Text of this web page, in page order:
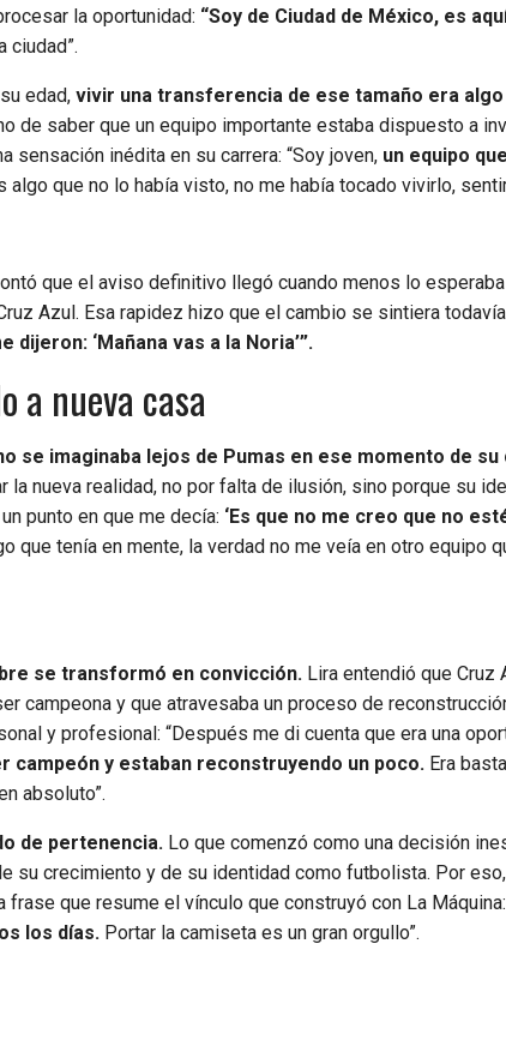
la oportunidad: “Soy de Ciudad de México, es
ciudad”.
edad, vivir una transferencia de ese tamaño era
de saber que un equipo importante estaba dispuesto a
sensación inédita en su carrera: “Soy joven, un equipo
algo que no lo había visto, no me había tocado vivirlo,
que el aviso definitivo llegó cuando menos lo
Azul. Esa rapidez hizo que el cambio se sintiera
‘Mañana vas a la Noria’”.
a nueva casa
se imaginaba lejos de Pumas en ese momento de
nueva realidad, no por falta de ilusión, sino porque su
punto en que me decía: ‘Es que no me creo que no
que tenía en mente, la verdad no me veía en otro equipo
se transformó en convicción. Lira entendió que
campeona y que atravesaba un proceso de
y profesional: “Después me di cuenta que era una
campeón y estaban reconstruyendo un poco. Era
absoluto”.
de pertenencia. Lo que comenzó como una decisión
su crecimiento y de su identidad como futbolista. Por
que resume el vínculo que construyó con La Máquina:
los días. Portar la camiseta es un gran orgullo”.